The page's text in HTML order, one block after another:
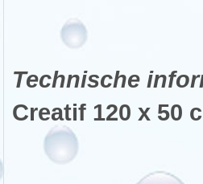
objecten
plaatsen
uw
Technische
Creatif 120 x 50